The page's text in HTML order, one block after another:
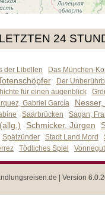
24
der Libellen Das München-
Der
für einen augenblick
Gabriel García
Saarbrücken
Sagan,
Schmicker, Jürgen
Spätzünder Stadt Land Mord
Tödliches Spiel
| Version